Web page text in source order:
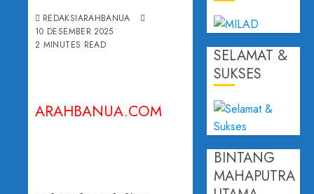
REDAKSIARAHBANUA
10 DESEMBER 2025
2 MINUTES READ
ARAHBANUA.COM
SELAMAT &
SUKSES
BINTANG
MAHAPUTRA